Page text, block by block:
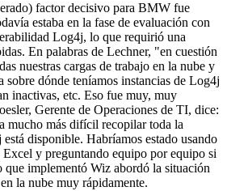
factor decisivo para BMW fue
estaba en la fase de evaluación con
Log4j, lo que requirió una
En palabras de Lechner, "en cuestión
nuestras cargas de trabajo en la nube y
sobre dónde teníamos instancias de Log4j
inactivas, etc. Eso fue muy, muy
Gerente de Operaciones de TI, dice:
mucho más difícil recopilar toda la
disponible. Habríamos estado usando
Excel y preguntando equipo por equipo si
implementó Wiz abordó la situación
la nube muy rápidamente.